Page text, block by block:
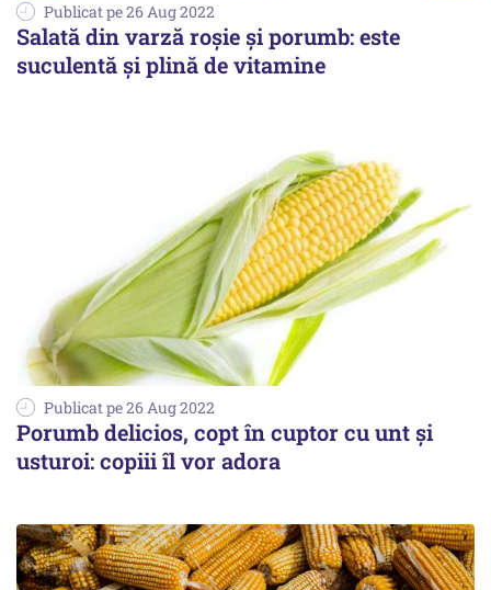
Publicat pe 26 Aug 2022
Salată din varză roșie și porumb: este
suculentă și plină de vitamine
Publicat pe 26 Aug 2022
Porumb delicios, copt în cuptor cu unt și
usturoi: copiii îl vor adora